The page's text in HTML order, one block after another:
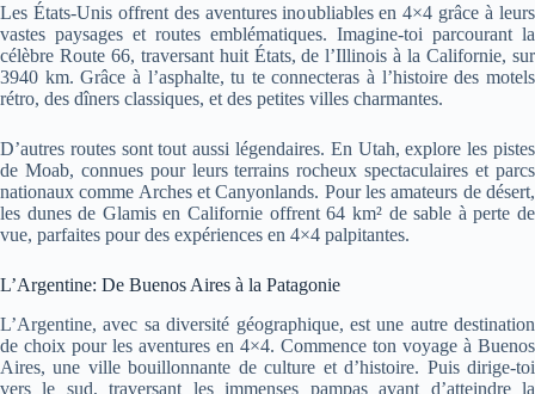
Les États-Unis offrent des aventures inoubliables en 4×4 grâce à leurs
vastes paysages et routes emblématiques. Imagine-toi parcourant la
célèbre Route 66, traversant huit États, de l’Illinois à la Californie, sur
3940 km. Grâce à l’asphalte, tu te connecteras à l’histoire des motels
rétro, des dîners classiques, et des petites villes charmantes.
D’autres routes sont tout aussi légendaires. En Utah, explore les pistes
de Moab, connues pour leurs terrains rocheux spectaculaires et parcs
nationaux comme Arches et Canyonlands. Pour les amateurs de désert,
les dunes de Glamis en Californie offrent 64 km² de sable à perte de
vue, parfaites pour des expériences en 4×4 palpitantes.
L’Argentine: De Buenos Aires à la Patagonie
L’Argentine, avec sa diversité géographique, est une autre destination
de choix pour les aventures en 4×4. Commence ton voyage à Buenos
Aires, une ville bouillonnante de culture et d’histoire. Puis dirige-toi
vers le sud, traversant les immenses pampas avant d’atteindre la